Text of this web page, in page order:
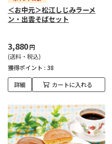
＜お中元＞松江しじみラーメ
ン・出雲そばセット
3,880円
(送料・税込)
獲得ポイント : 38
詳細 カートに入れる